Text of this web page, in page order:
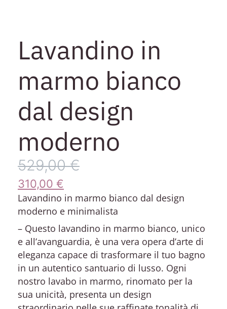
Lavandino in
marmo bianco
dal design
moderno
529,00€
310,00 €
Lavandino in marmo bianco dal design
moderno e minimalista
– Questo lavandino in marmo bianco, unico
e all’avanguardia, è una vera opera d’arte di
eleganza capace di trasformare il tuo bagno
in un autentico santuario di lusso. Ogni
nostro lavabo in marmo, rinomato per la
sua unicità, presenta un design